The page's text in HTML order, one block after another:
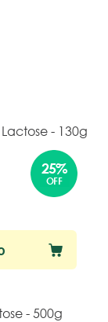
- 130g
25%
OFF
- 500g